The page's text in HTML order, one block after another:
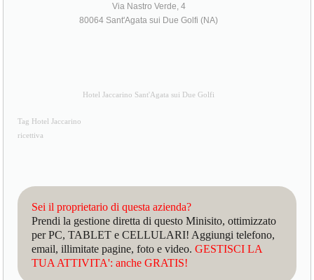
Via Nastro Verde, 4
80064 Sant'Agata sui Due Golfi (NA)
Hotel Jaccarino Sant'Agata sui Due Golfi
Tag Hotel Jaccarino
ricettiva
Sei il proprietario di questa azienda?
Prendi la gestione diretta di questo Minisito, ottimizzato
per PC, TABLET e CELLULARI! Aggiungi telefono,
email, illimitate pagine, foto e video.GESTISCI LA
TUA ATTIVITA': anche GRATIS!